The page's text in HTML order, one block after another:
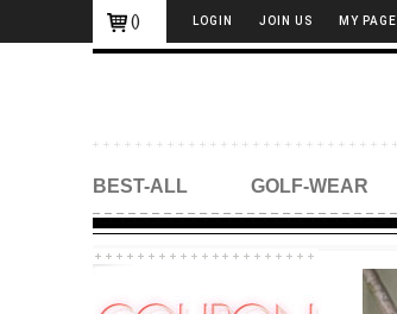
() LOGIN JOIN US MY PAGE
BEST-ALL GOLF-WEAR